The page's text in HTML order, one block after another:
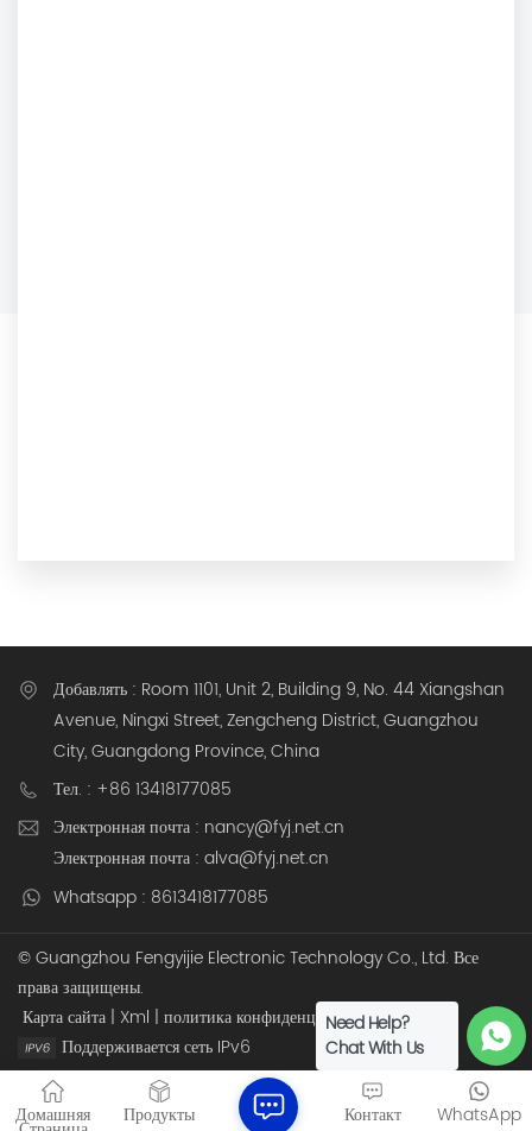
Добавлять : Room 1101, Unit 2, Building 9, No. 44 Xiangshan
Avenue, Ningxi Street, Zengcheng District, Guangzhou
City, Guangdong Province, China
Тел. : +86 13418177085
Электронная почта : nancy@fyj.net.cn
Электронная почта : alva@fyj.net.cn
Whatsapp : 8613418177085
© Guangzhou Fengyijie Electronic Technology Co., Ltd. Все
права защищены.
Карта сайта | Xml | политика конфиденциальности
Поддерживается сеть IPv6
Домашняя Продукты WhatsApp
Контакт
Need Help?
Chat With Us